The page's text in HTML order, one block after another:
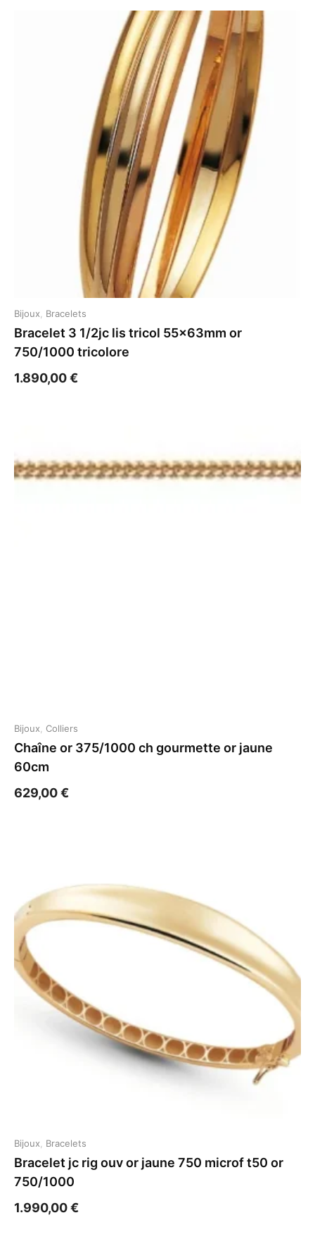
Bijoux Bracelets
Bracelet 3 1/2jc lis tricol 55x63mm or
750/1000 tricolore
1.890,00€
Bijoux Colliers
Chaîne or 375/1000 ch gourmette or jaune
60cm
629,00€
Bijoux Bracelets
Bracelet jc rig ouv or jaune 750 microf t50 or
750/1000
1.990,00€